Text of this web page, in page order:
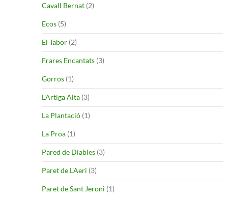
Cavall Bernat (2)
Ecos (5)
El Tabor (2)
Frares Encantats (3)
Gorros (1)
L'Artiga Alta (3)
La Plantació (1)
La Proa (1)
Pared de Diables (3)
Paret de L'Aeri (3)
Paret de Sant Jeroni (1)